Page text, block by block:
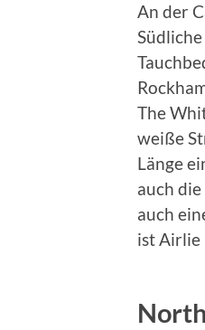
An der
The
weiße
Länge
auch
auch
ist Airlie